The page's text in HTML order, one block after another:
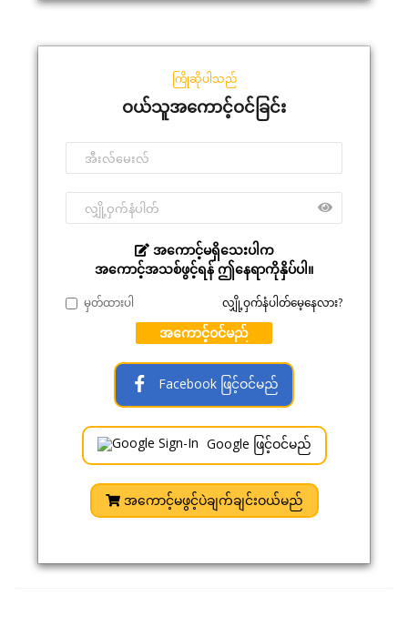
ကြိုဆိုပါသည်
ဝယ်သူအကောင့်ဝင်ခြင်း
အကောင့်မရှိသေးပါက
အကောင့်အသစ်ဖွင့်ရန် ဤနေရာကိုနှိပ်ပါ။
မှတ်ထားပါ လျှို့ဝှက်နံပါတ်မေ့နေလား?
အကောင့်ဝင်မည်
Facebook ဖြင့်ဝင်မည်
Google ဖြင့်ဝင်မည်
အကောင့်မဖွင့်ပဲချက်ချင်းဝယ်မည်